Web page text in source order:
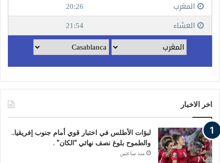
اخر الاخبار
لبؤات الأطلس في اختبار قوي أمام جنوب إفريقيا..
والطموح بلوغ نصف نهائي “الكان” .
منذ ساعتين